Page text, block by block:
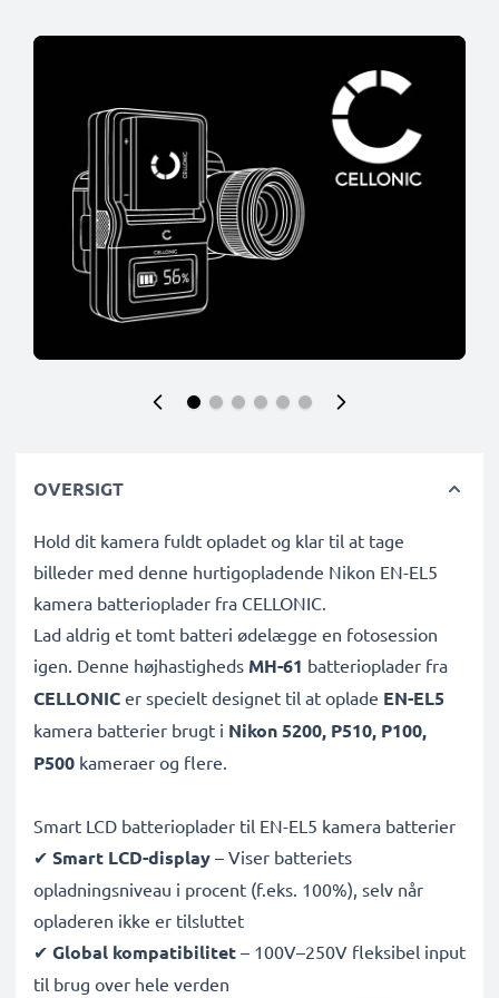
OVERSIGT
Hold dit kamera fuldt opladet og klar til at tage
billeder med denne hurtigopladende Nikon EN-EL5
kamera batterioplader fra CELLONIC.
Lad aldrig et tomt batteri ødelægge en fotosession
igen. Denne højhastigheds MH-61 batterioplader fra
CELLONIC er specielt designet til at oplade EN-EL5
kamera batterier brugt i Nikon 5200, P510, P100,
P500 kameraer og flere.
Smart LCD batterioplader til EN-EL5 kamera batterier
✔ Smart LCD-display – Viser batteriets
opladningsniveau i procent (f.eks. 100%), selv når
opladeren ikke er tilsluttet
✔ Global kompatibilitet – 100V–250V fleksibel input
til brug over hele verden